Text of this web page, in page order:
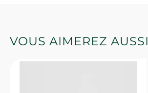
VOUS AIMEREZ AUSSI